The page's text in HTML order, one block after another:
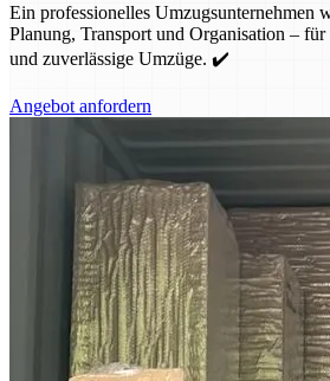
Ein professionelles Umzugsunternehmen
Planung, Transport und Organisation – für
und zuverlässige Umzüge. ✔️
Angebot anfordern